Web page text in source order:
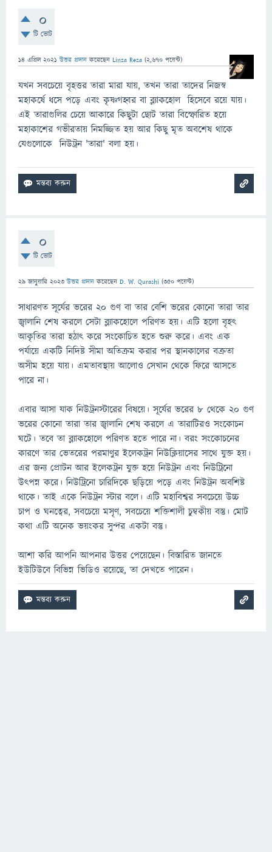
0
টি ভোট
14 এপ্রিল 2021 উত্তর প্রদান করেছেন Linza Reza (2,670 পয়েন্ট)
যখন সবচেয়ে বৃহত্তর তারা মারা যায়, তখন তারা তাদের নিজস্ব
মহাকর্ষে ধসে পড়ে এবং কৃষ্ণগহ্বর বা ব্ল্যাকহোল হিসেবে রয়ে যায়।
এই তারাগুলির চেয়ে আকারে কিছুটা ছোট তারা বিস্ফোরিত হয়ে
মহাকাশের গভীরতায় নিমজ্জিত হয় আর কিছু মৃত অবশেষ থাকে
যেগুলোকে নিউট্রন 'তারা' বলা হয়।
0
টি ভোট
29 জানুয়ারি 2023 উত্তর প্রদান করেছেন D. W. Qurashi (350 পয়েন্ট)
সাধারণত সূর্যের ভরের ২০ গুণ বা তার বেশি ভরের কোনো তারা তার
জ্বালানি শেষ করলে সেটা ব্ল্যাকহোলে পরিণত হয়। এটি হলো বৃহৎ
আকৃতির তারা হঠাৎ করে সংকোচিত হতে শুরু করে। এবং এক
পর্যায়ে একটি নিদিষ্ট সীমা অতিক্রম করার পর স্থানকালের বক্রতা
অসীম হয়ে যায়। এমতাবস্থায় আলোও সেখান থেকে ফিরে আসতে
পারে না।
এবার আসা যাক নিউট্রনস্টারের বিষয়ে। সূর্যের ভরের ৮ থেকে ২০ গুণ
ভরের কোনো তারা তার জ্বালানি শেষ করলে এ তারাটিরও সংকোচন
ঘটে। তবে তা ব্ল্যাকহোলে পরিণত হতে পারে না। বরং সংকোচনের
কারণে তার ভেতরের পরমাণুর ইলেকট্রন নিউক্লিয়াসের সাথে যুক্ত হয়।
এর জন্য প্রোটন আর ইলেকট্রন যুক্ত হয়ে নিউট্রন এবং নিউট্রিনো
উৎপন্ন করে। নিউট্রিনো চারিদিকে ছড়িয়ে পড়ে এবং নিউট্রন অবশিষ্ট
থাকে। তাই একে নিউট্রন স্টার বলে। এটি মহাবিশ্বর সবচেয়ে উচ্চ
চাপ ও ঘনত্বের, সবচেয়ে মসৃণ, সবচেয়ে শক্তিশালী চুম্বকীয় বস্তু। মোট
কথা এটি অনেক ভয়ংকর সুন্দর একটা বস্তু।
আশা করি আপনি আপনার উত্তর পেয়েছেন। বিস্তারিত জানতে
ইউটিউবে বিভিন্ন ভিডিও রয়েছে, তা দেখতে পারেন।